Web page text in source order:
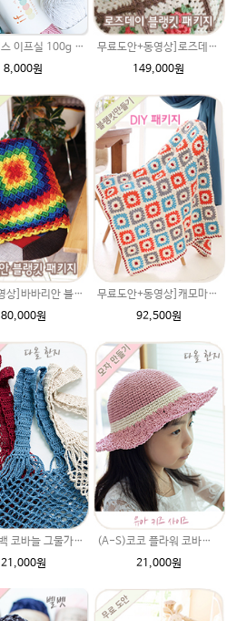
7+1서비스 이프실 100g /if 부드러운 최고급순면사/의류,가방뜨개실/여름실,코튼실
8,000원
무료도안+동영상]로즈데이(에이미울) 블랭킷 DIY 재료 패키지(블랭킷도안과 뜨개실)크리스마스 장미블랭킷 코바늘뜨기/에이미울 뜨개실
149,000원
[무료동영상]바바리안 블랭킷 DIY 재료 패키지 (울라인으로 제작)북유럽블랭킷 헤라울과 비슷한뜨개실로 제작된 코바늘뜨기
80,000원
무료도안+동영상]캐모마일 블랭킷 DIY 재료 패키지(블랭킷도안과 뜨개실)메리노퓨어울 털실로 제작. 북유럽스타일 코바늘뜨기
92,500원
(B)네트백 코바늘 그물가방만들기 코바늘뜨기 뜨개질 다올한지뜨개실
21,000원
(A-S)코코 플라워 코바늘모자뜨기 다올한지실 코바늘뜨개질, 밀짚모자, 여름챙모자,여름뜨개모자
21,000원